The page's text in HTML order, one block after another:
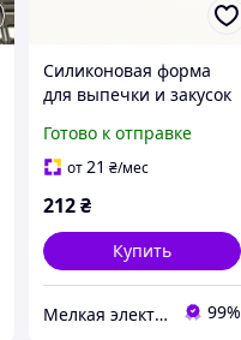
Силиконовая форма
для выпечки и закусок
TYQ-79 синий 17 см
Готово к отправке
от21 ₴/мес
212₴
Купить
Мелкая электроника и посуда для вашего дома 99%